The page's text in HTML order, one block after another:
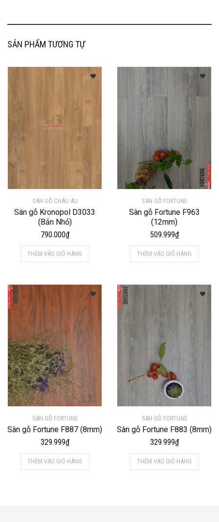
SẢN PHẨM TƯƠNG TỰ
SÀN GỖ CHÂU ÂU
Sàn gỗ Kronopol D3033
(Bản Nhỏ)
790.000₫
THÊM VÀO GIỎ HÀNG
SÀN GỖ FORTUNE
Sàn gỗ Fortune F963
(12mm)
509.999₫
THÊM VÀO GIỎ HÀNG
SÀN GỖ FORTUNE
Sàn gỗ Fortune F887 (8mm)
329.999₫
THÊM VÀO GIỎ HÀNG
SÀN GỖ FORTUNE
Sàn gỗ Fortune F883 (8mm)
329.999₫
THÊM VÀO GIỎ HÀNG